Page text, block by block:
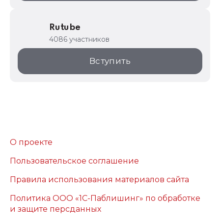
Rutube
4086 участников
Вступить
О проекте
Пользовательское соглашение
Правила использования материалов сайта
Политика ООО «1С-Паблишинг» по обработке
и защите персданных